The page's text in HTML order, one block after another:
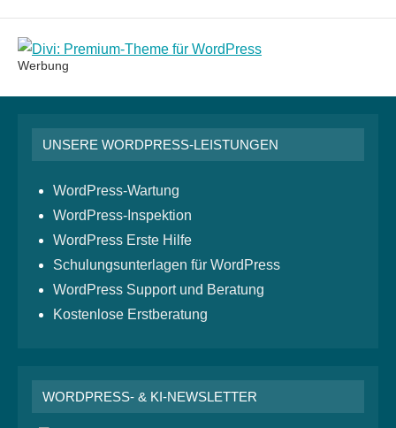
Werbung
UNSERE WORDPRESS-LEISTUNGEN
WordPress-Wartung
WordPress-Inspektion
WordPress Erste Hilfe
Schulungsunterlagen für WordPress
WordPress Support und Beratung
Kostenlose Erstberatung
WORDPRESS- & KI-NEWSLETTER